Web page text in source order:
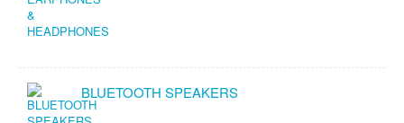
BLUETOOTH SPEAKERS